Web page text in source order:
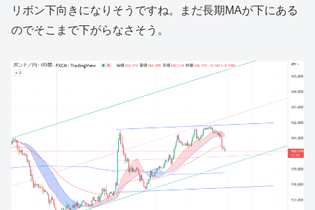
リボン下向きになりそうですね。まだ長期MAが下にある
のでそこまで下がらなさそう。